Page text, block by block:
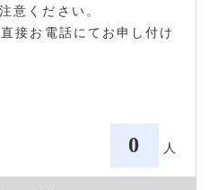
意ください。
接お電話にてお申し付け
0 人